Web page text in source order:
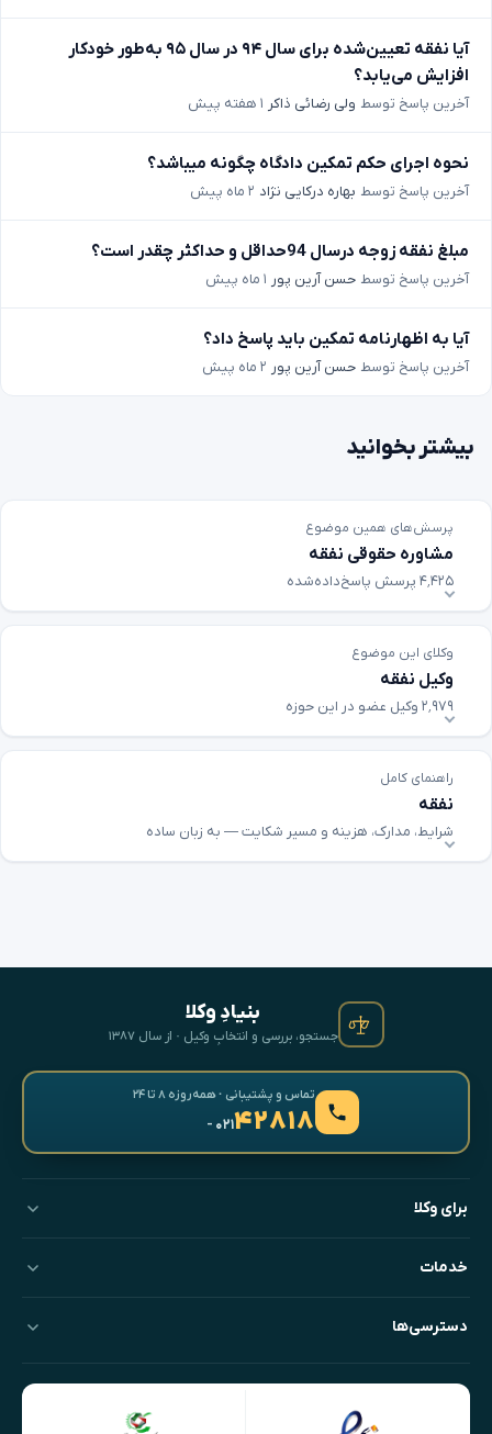
آیا نفقه تعیین‌شده برای سال ۹۴ در سال ۹۵ به‌طور خودکار
افزایش می‌یابد؟
آخرین پاسخ توسط ولی رضائی ذاکر ۱ هفته پیش
نحوه اجرای حکم تمکین دادگاه چگونه میباشد؟
آخرین پاسخ توسط بهاره درکایی نژاد ۲ ماه پیش
مبلغ نفقه زوجه درسال 94حداقل و حداکثر چقدر است؟
آخرین پاسخ توسط حسن آرین پور ۱ ماه پیش
آیا به اظهارنامه تمکین باید پاسخ داد؟
آخرین پاسخ توسط حسن آرین پور ۲ ماه پیش
بیشتر بخوانید
پرسش‌های همین موضوع
مشاوره حقوقی نفقه
۴٬۴۲۵ پرسش پاسخ‌داده‌شده
وکلای این موضوع
وکیل نفقه
۲٬۹۷۹ وکیل عضو در این حوزه
راهنمای کامل
نفقه
شرایط، مدارک، هزینه و مسیر شکایت — به زبان ساده
بنیادِ وکلا
جستجو، بررسی و انتخابِ وکیل · از سال ۱۳۸۷
تماس و پشتیبانی · همه‌روزه ۸ تا ۲۴
۴۲۸۱۸- ۰۲۱
برای وکلا
خدمات
دسترسی‌ها